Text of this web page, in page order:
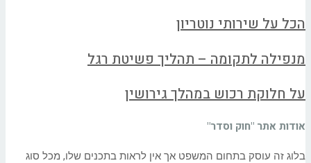
הכל על שירותי נוטריון
מנפילה לתקומה – תהליך פשיטת רגל
על חלוקת רכוש במהלך גירושין
אודות אתר "חוק וסדר"
בלוג זה עוסק בתחום המשפט אך אין לראות בתכנים שלו, מכל סוג